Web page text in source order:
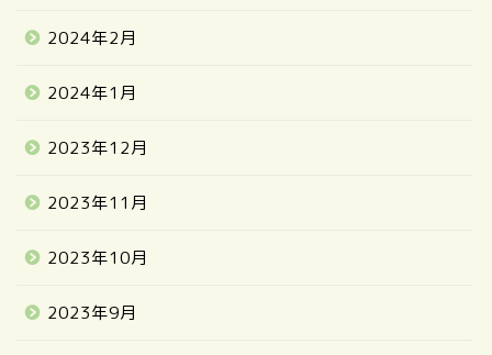
2024年2月
2024年1月
2023年12月
2023年11月
2023年10月
2023年9月